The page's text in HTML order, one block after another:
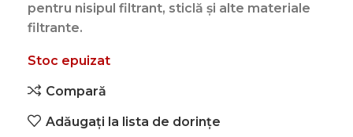
pentru nisipul filtrant, sticlă și alte materiale
filtrante.
Stoc epuizat
Compară
Adăugați la lista de dorințe